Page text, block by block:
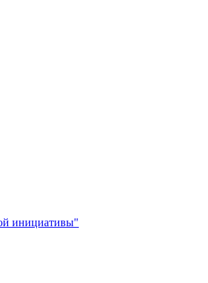
инициативы"